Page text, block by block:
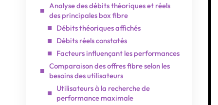
Analyse des débits théoriques et réels
des principales box fibre
Débits théoriques affichés
Débits réels constatés
Facteurs influençant les performances
Comparaison des offres fibre selon les
besoins des utilisateurs
Utilisateurs à la recherche de
performance maximale